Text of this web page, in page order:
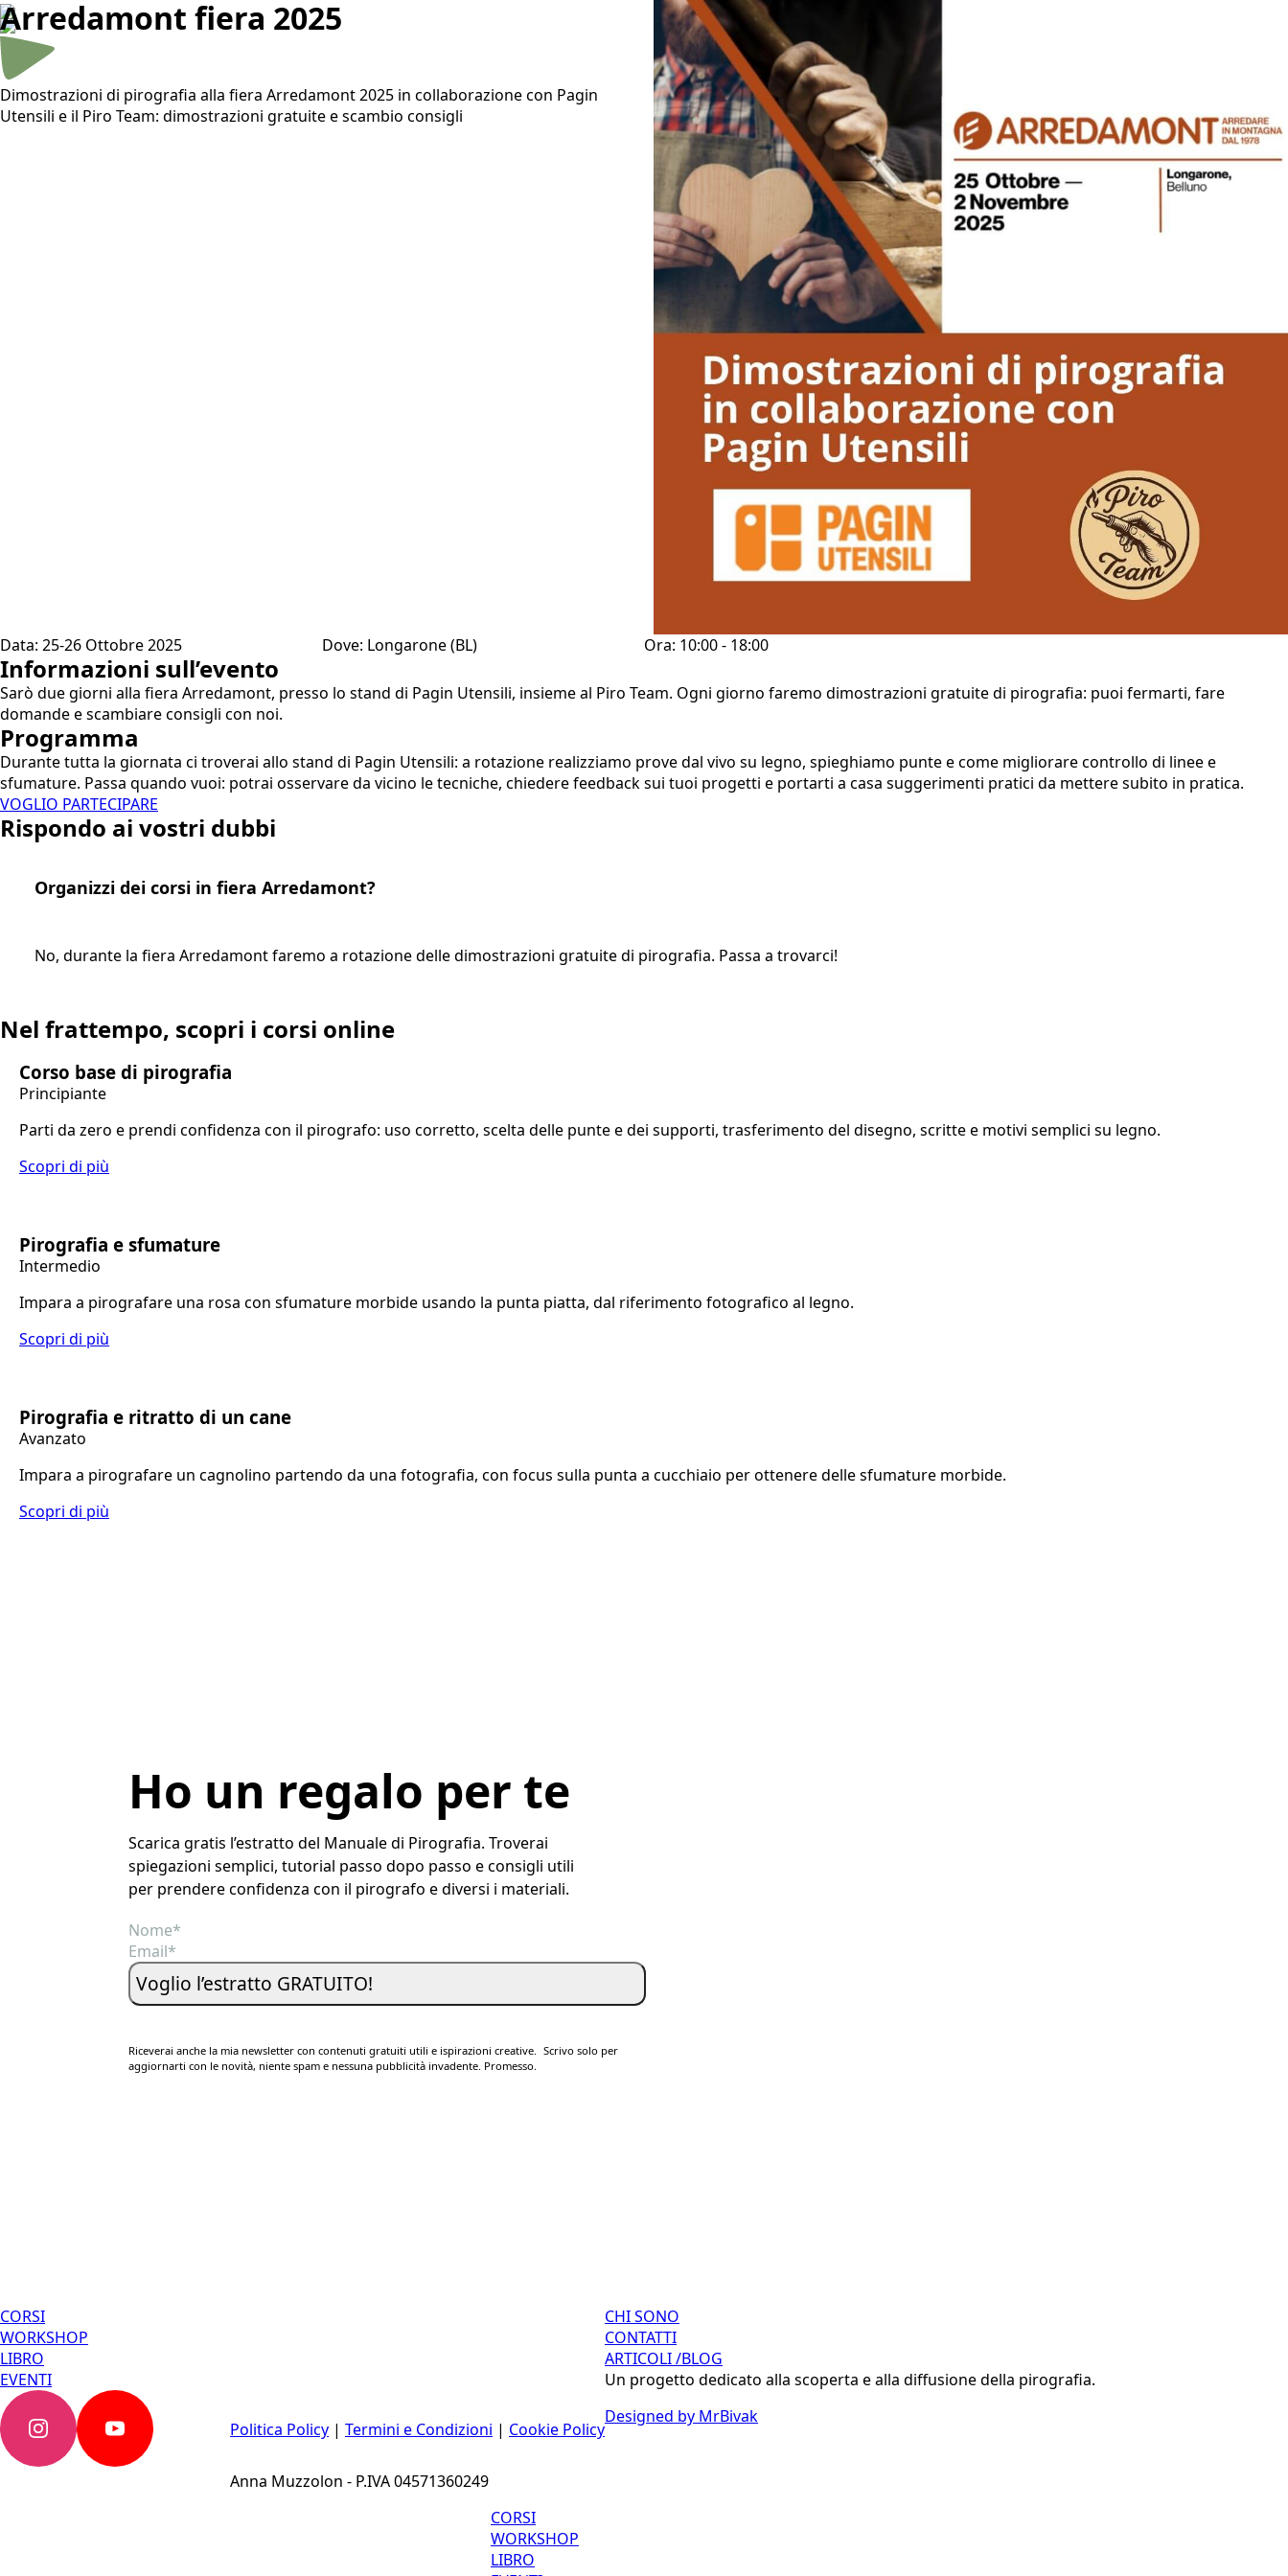
Arredamont fiera 2025
Dimostrazioni di pirografia alla fiera Arredamont 2025 in collaborazione con Pagin
Utensili e il Piro Team: dimostrazioni gratuite e scambio consigli
Data: 25-26 Ottobre 2025 Dove: Longarone (BL) Ora: 10:00 - 18:00
Informazioni sull’evento
Sarò due giorni alla fiera Arredamont, presso lo stand di Pagin Utensili, insieme al Piro Team. Ogni giorno faremo dimostrazioni gratuite di pirografia: puoi fermarti, fare
domande e scambiare consigli con noi.
Programma
Durante tutta la giornata ci troverai allo stand di Pagin Utensili: a rotazione realizziamo prove dal vivo su legno, spieghiamo punte e come migliorare controllo di linee e
sfumature. Passa quando vuoi: potrai osservare da vicino le tecniche, chiedere feedback sui tuoi progetti e portarti a casa suggerimenti pratici da mettere subito in pratica.
VOGLIO PARTECIPARE
Rispondo ai vostri dubbi
Organizzi dei corsi in fiera Arredamont?
No, durante la fiera Arredamont faremo a rotazione delle dimostrazioni gratuite di pirografia. Passa a trovarci!
Nel frattempo, scopri i corsi online
Corso base di pirografia
Principiante
Parti da zero e prendi confidenza con il pirografo: uso corretto, scelta delle punte e dei supporti, trasferimento del disegno, scritte e motivi semplici su legno.
Scopri di più
Pirografia e sfumature
Intermedio
Impara a pirografare una rosa con sfumature morbide usando la punta piatta, dal riferimento fotografico al legno.
Scopri di più
Pirografia e ritratto di un cane
Avanzato
Impara a pirografare un cagnolino partendo da una fotografia, con focus sulla punta a cucchiaio per ottenere delle sfumature morbide.
Scopri di più
Ho un regalo per te
Scarica gratis l’estratto del Manuale di Pirografia. Troverai
spiegazioni semplici, tutorial passo dopo passo e consigli utili
per prendere confidenza con il pirografo e diversi i materiali.
Voglio l’estratto GRATUITO!
Riceverai anche la mia newsletter con contenuti gratuiti utili e ispirazioni creative. Scrivo solo per
aggiornarti con le novità, niente spam e nessuna pubblicità invadente. Promesso.
CORSI
WORKSHOP
LIBRO
EVENTI
Politica Policy | Termini e Condizioni | Cookie Policy
Anna Muzzolon - P.IVA 04571360249
CHI SONO
CONTATTI
ARTICOLI /BLOG
Un progetto dedicato alla scoperta e alla diffusione della pirografia.
Designed by MrBivak
CORSI
WORKSHOP
LIBRO